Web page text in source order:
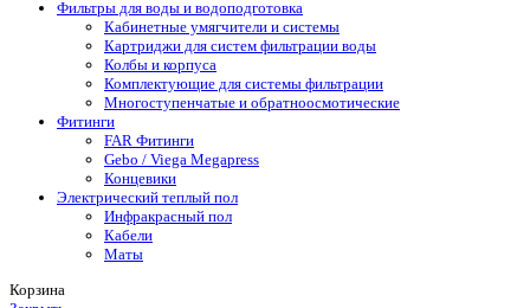
Фильтры для воды и водоподготовка
Кабинетные умягчители и системы
Картриджи для систем фильтрации воды
Колбы и корпуса
Комплектующие для системы фильтрации
Многоступенчатые и обратноосмотические
Фитинги
FAR Фитинги
Gebo / Viega Megapress
Концевики
Электрический теплый пол
Инфракрасный пол
Кабели
Маты
Корзина